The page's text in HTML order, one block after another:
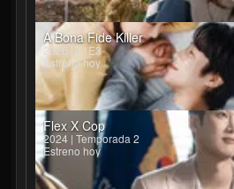
A Bona Fide Killer
2026 | T1E3
Estreno hoy
Flex X Cop
2024 | Temporada 2
Estreno hoy